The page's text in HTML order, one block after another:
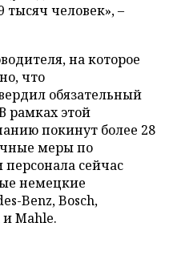
тысяч человек», –
на которое
что
обязательный
рамках этой
покинут более 28
меры по
сейчас
немецкие
Benz, Bosch,
Mahle.